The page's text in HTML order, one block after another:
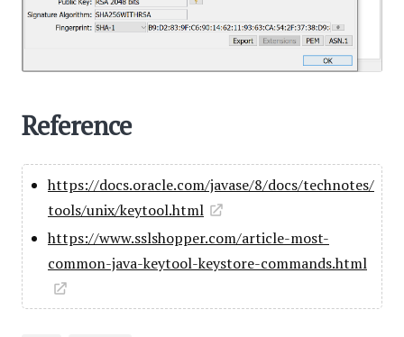
Reference
https://docs.oracle.com/javase/8/docs/technotes/
tools/unix/keytool.html
https://www.sslshopper.com/article-most-
common-java-keytool-keystore-commands.html